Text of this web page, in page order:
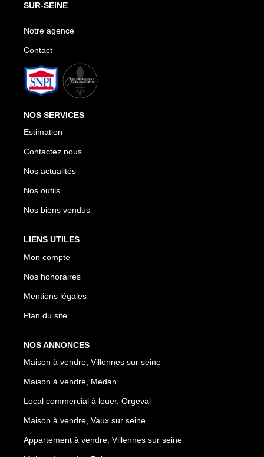
SUR-SEINE
Notre agence
Contact
NOS SERVICES
Estimation
Contactez nous
Nos actualités
Nos outils
Nos biens vendus
LIENS UTILES
Mon compte
Nos honoraires
Mentions légales
Plan du site
NOS ANNONCES
Maison à vendre, Villennes sur seine
Maison à vendre, Medan
Local commercial à louer, Orgeval
Maison à vendre, Vaux sur seine
Appartement à vendre, Villennes sur seine